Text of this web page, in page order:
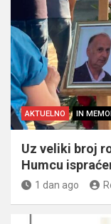
AKTUELNO IN
Uz veliki broj
Humcu
1 dan ago